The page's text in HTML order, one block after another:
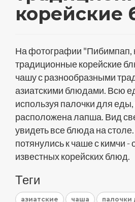
корейские
На фотографии "Пибимпап,
традиционные корейские
чашу с разнообразными
азиатскими блюдами. Всю
используя палочки для
расположена лапша. Вид
увидеть все блюда на
потянулись к чаше с кимчи
известных корейских блюд.
Теги
азиатские чаша палочки